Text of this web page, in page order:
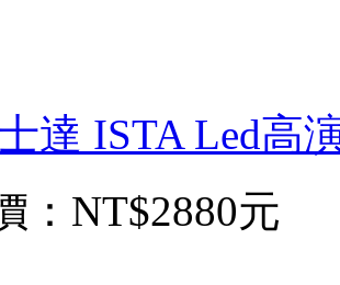
達 ISTA Led高
： NT$2880元